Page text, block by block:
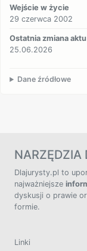
Wejście w życie
29 czerwca 2002
Ostatnia zmiana aktu
25.06.2026
Dane źródłowe
NARZĘDZIA
Dlajurysty.pl to
najważniejsze
dyskusji o prawie
formie.
Linki